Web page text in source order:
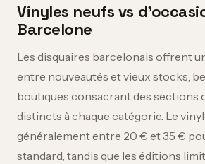
Vinyles neufs vs
Barcelone
Les disquaires barcelonais offrent
entre nouveautés et vieux stocks,
boutiques consacrant des sections
distincts à chaque catégorie. Le
généralement entre 20 € et 35 €
standard, tandis que les éditions